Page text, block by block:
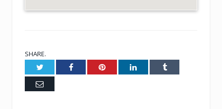
SHARE.
Twitter Facebook Pinterest LinkedIn Tumblr
Email